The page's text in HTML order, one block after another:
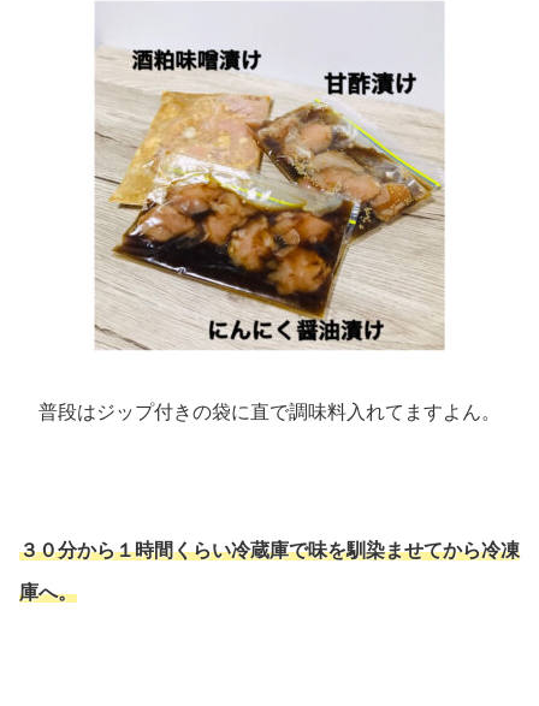
普段はジップ付きの袋に直で調味料入れてますよん。
３０分から１時間くらい冷蔵庫で味を馴染ませてから冷凍
庫へ。